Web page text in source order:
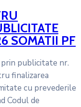
SOMATII PF
publicitate nr.
finalizarea
cu prevederile
Codul de